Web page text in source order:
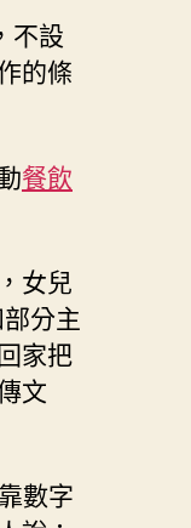
不設
的條
餐飲
女兒
分主
家把
文
數字